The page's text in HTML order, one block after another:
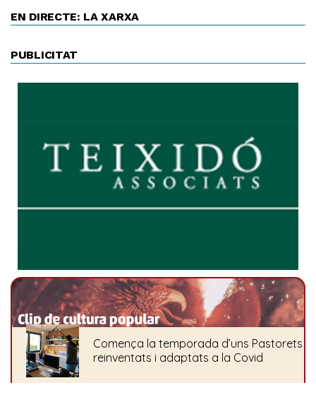
EN DIRECTE: LA XARXA
PUBLICITAT